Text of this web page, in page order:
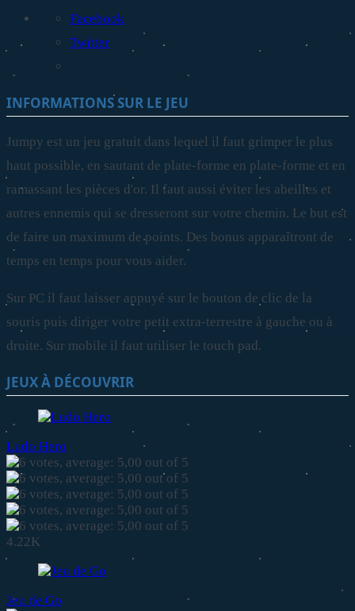
Facebook
Twitter
INFORMATIONS SUR LE JEU
Jumpy est un jeu gratuit dans lequel il faut grimper le plus
haut possible, en sautant de plate-forme en plate-forme et en
ramassant les pièces d'or. Il faut aussi éviter les abeilles et
autres ennemis qui se dresseront sur votre chemin. Le but est
de faire un maximum de points. Des bonus apparaîtront de
temps en temps pour vous aider.
Sur PC il faut laisser appuyé sur le bouton de clic de la
souris puis diriger votre petit extra-terrestre à gauche ou à
droite. Sur mobile il faut utiliser le touch pad.
JEUX À DÉCOUVRIR
Ludo Hero
4.22K
Jeu de Go